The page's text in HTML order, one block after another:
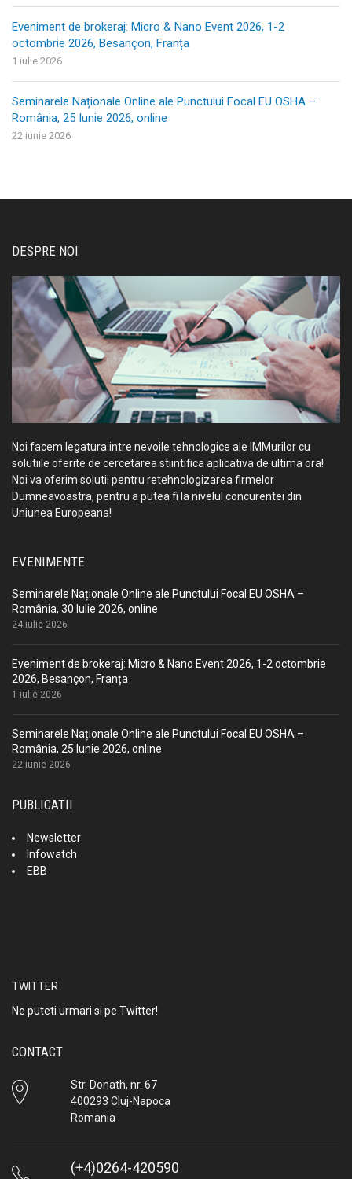
Eveniment de brokeraj: Micro & Nano Event 2026, 1-2
octombrie 2026, Besançon, Franța
1 iulie 2026
Seminarele Naționale Online ale Punctului Focal EU OSHA –
România, 25 Iunie 2026, online
22 iunie 2026
DESPRE NOI
Noi facem legatura intre nevoile tehnologice ale IMMurilor cu
solutiile oferite de cercetarea stiintifica aplicativa de ultima ora!
Noi va oferim solutii pentru retehnologizarea firmelor
Dumneavoastra, pentru a putea fi la nivelul concurentei din
Uniunea Europeana!
EVENIMENTE
Seminarele Naționale Online ale Punctului Focal EU OSHA –
România, 30 Iulie 2026, online
24 iulie 2026
Eveniment de brokeraj: Micro & Nano Event 2026, 1-2 octombrie
2026, Besançon, Franța
1 iulie 2026
Seminarele Naționale Online ale Punctului Focal EU OSHA –
România, 25 Iunie 2026, online
22 iunie 2026
PUBLICATII
Newsletter
Infowatch
EBB
TWITTER
Ne puteti urmari si pe Twitter!
CONTACT
Str. Donath, nr. 67
400293 Cluj-Napoca
Romania
(+4)0264-420590